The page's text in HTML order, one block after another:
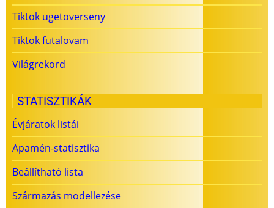
Tiktok ugetoverseny
Tiktok futalovam
Világrekord
STATISZTIKÁK
Évjáratok listái
Apamén-statisztika
Beállítható lista
Származás modellezése